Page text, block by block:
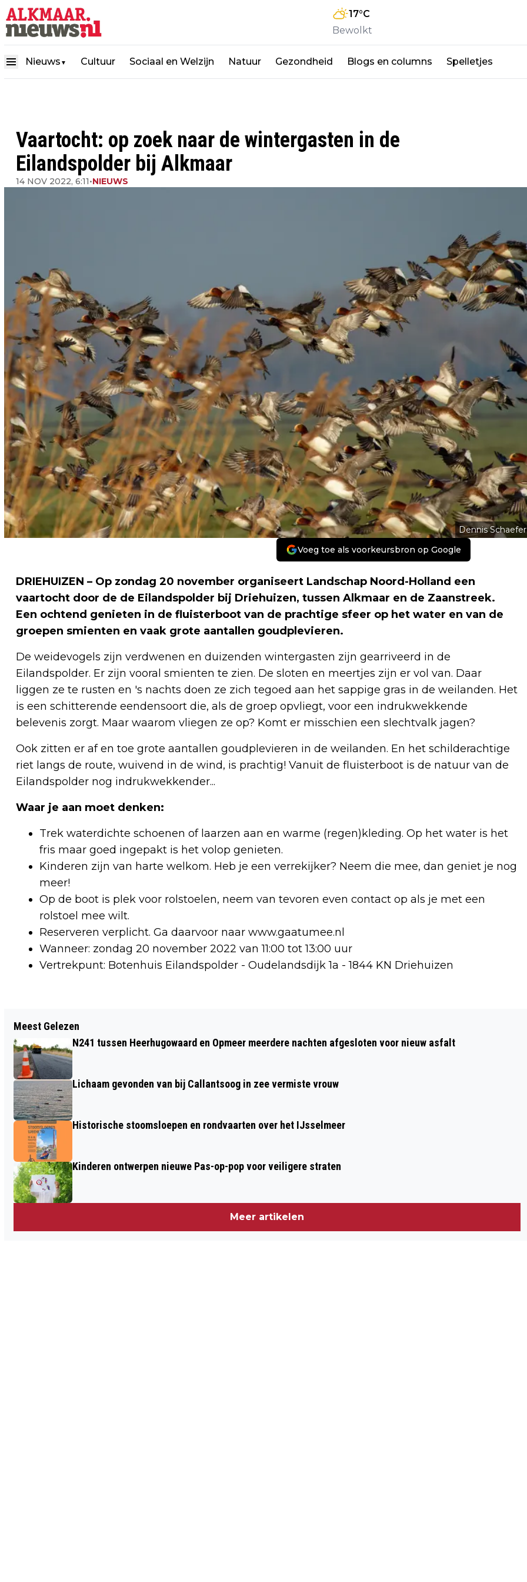
17°C
Bewolkt
Nieuws ▼ Cultuur Sociaal en Welzijn Natuur Gezondheid Blogs en columns Spelletjes
Vaartocht: op zoek naar de wintergasten in de
Eilandspolder bij Alkmaar
14 NOV 2022, 6:11•NIEUWS
Dennis Schaefer
Voeg toe als voorkeursbron op Google
DRIEHUIZEN – Op zondag 20 november organiseert Landschap Noord-Holland een
vaartocht door de de Eilandspolder bij Driehuizen, tussen Alkmaar en de Zaanstreek.
Een ochtend genieten in de fluisterboot van de prachtige sfeer op het water en van de
groepen smienten en vaak grote aantallen goudplevieren.
De weidevogels zijn verdwenen en duizenden wintergasten zijn gearriveerd in de
Eilandspolder. Er zijn vooral smienten te zien. De sloten en meertjes zijn er vol van. Daar
liggen ze te rusten en 's nachts doen ze zich tegoed aan het sappige gras in de weilanden. Het
is een schitterende eendensoort die, als de groep opvliegt, voor een indrukwekkende
belevenis zorgt. Maar waarom vliegen ze op? Komt er misschien een slechtvalk jagen?
Ook zitten er af en toe grote aantallen goudplevieren in de weilanden. En het schilderachtige
riet langs de route, wuivend in de wind, is prachtig! Vanuit de fluisterboot is de natuur van de
Eilandspolder nog indrukwekkender...
Waar je aan moet denken:
Trek waterdichte schoenen of laarzen aan en warme (regen)kleding. Op het water is het
fris maar goed ingepakt is het volop genieten.
Kinderen zijn van harte welkom. Heb je een verrekijker? Neem die mee, dan geniet je nog
meer!
Op de boot is plek voor rolstoelen, neem van tevoren even contact op als je met een
rolstoel mee wilt.
Reserveren verplicht. Ga daarvoor naar www.gaatumee.nl
Wanneer: zondag 20 november 2022 van 11:00 tot 13:00 uur
Vertrekpunt: Botenhuis Eilandspolder - Oudelandsdijk 1a - 1844 KN Driehuizen
LAATSTE WEDSTRIJD VOOR HET WK
BRENGT AZ TERUG IN KOPGROEP
EREDIVISIE
‘FOUR INSANE BOYS’
Meest Gelezen
N241 tussen Heerhugowaard en Opmeer meerdere nachten afgesloten voor nieuw asfalt
Lichaam gevonden van bij Callantsoog in zee vermiste vrouw
Historische stoomsloepen en rondvaarten over het IJsselmeer
Kinderen ontwerpen nieuwe Pas-op-pop voor veiligere straten
Meer artikelen